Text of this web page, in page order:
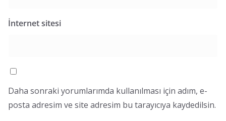
İnternet sitesi
Daha sonraki yorumlarımda kullanılması için adım, e-
posta adresim ve site adresim bu tarayıcıya kaydedilsin.